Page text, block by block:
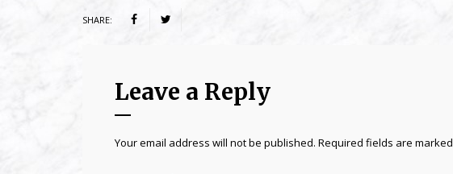
SHARE:
Leave a Reply
Your email address will not be published. Required fields are marked